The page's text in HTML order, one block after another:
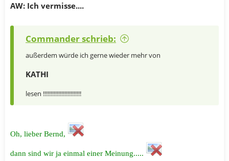
AW: Ich vermisse....
Commander schrieb:
außerdem würde ich gerne wieder mehr von
KATHI
lesen !!!!!!!!!!!!!!!!!!!!!!!!!
Oh, lieber Bernd,
dann sind wir ja einmal einer Meinung.....